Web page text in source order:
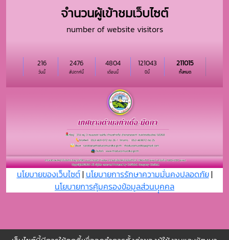
จำนวนผู้เข้าชมเว็บไซต์
number of website visitors
วันนี้
216
สัปดาห์นี้
2476
เดือนนี้
4804
ปีนี้
121043
ทั้งหมด
211015
นโยบายของเว็บไซต์| นโยบายการรักษาความมั่นคงปลอดภัย|
นโยบายการคุ้มครองข้อมูลส่วนบุุคคล